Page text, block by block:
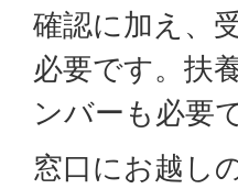
確認に加え、
必要です。扶
ンバーも必要
窓口にお越し